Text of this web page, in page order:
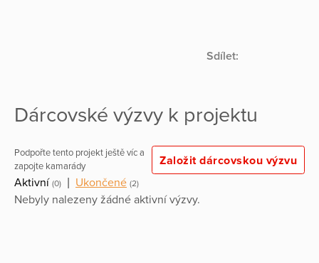
Sdílet:
Dárcovské výzvy k projektu
Podpořte tento projekt ještě víc a
zapojte kamarády
Založit dárcovskou výzvu
Aktivní (0) Ukončené (2)
Nebyly nalezeny žádné aktivní výzvy.